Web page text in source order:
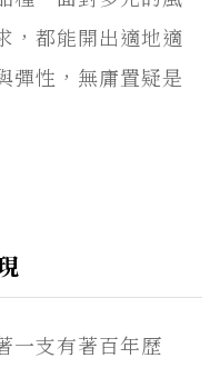
，都能開出適地適
彈性，無庸置疑是
一支有著百年歷